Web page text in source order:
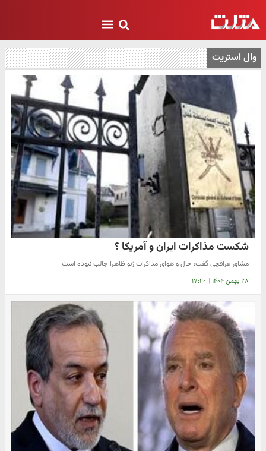
وال استریت
شکست مذاکرات ایران و آمریکا ؟
مشاور عراقچی گفت: حال و هوای مذاکرات ژنو ظاهرا جالب نبوده است
۲۸ بهمن ۱۴۰۴ | ۱۷:۲۰